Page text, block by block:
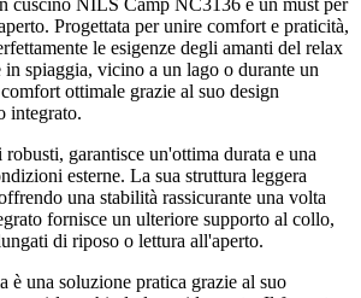
cuscino NILS Camp NC3136 è un must per
Progettata per unire comfort e praticità,
le esigenze degli amanti del relax
in spiaggia, vicino a un lago o durante un
ottimale grazie al suo design
integrato.
garantisce un'ottima durata e una
esterne. La sua struttura leggera
una stabilità rassicurante una volta
fornisce un ulteriore supporto al collo,
di riposo o lettura all'aperto.
è una soluzione pratica grazie al suo